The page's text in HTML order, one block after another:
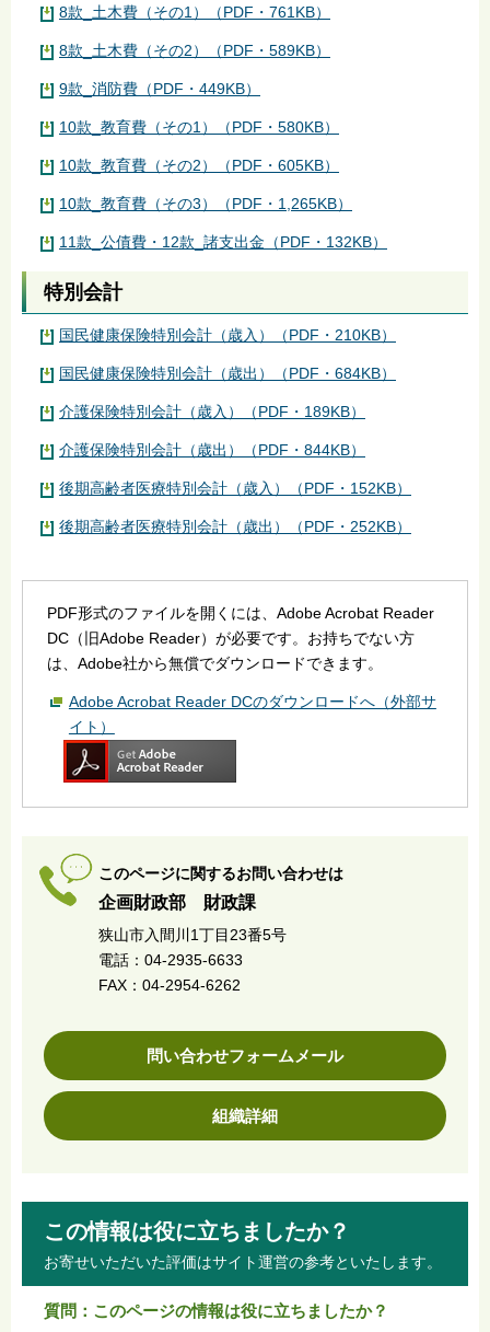
8款_土木費（その1）（PDF・761KB）
8款_土木費（その2）（PDF・589KB）
9款_消防費（PDF・449KB）
10款_教育費（その1）（PDF・580KB）
10款_教育費（その2）（PDF・605KB）
10款_教育費（その3）（PDF・1,265KB）
11款_公債費・12款_諸支出金（PDF・132KB）
特別会計
国民健康保険特別会計（歳入）（PDF・210KB）
国民健康保険特別会計（歳出）（PDF・684KB）
介護保険特別会計（歳入）（PDF・189KB）
介護保険特別会計（歳出）（PDF・844KB）
後期高齢者医療特別会計（歳入）（PDF・152KB）
後期高齢者医療特別会計（歳出）（PDF・252KB）
PDF形式のファイルを開くには、Adobe Acrobat Reader
DC（旧Adobe Reader）が必要です。お持ちでない方
は、Adobe社から無償でダウンロードできます。
Adobe Acrobat Reader DCのダウンロードへ（外部サ
イト）
このページに関するお問い合わせは
企画財政部 財政課
狭山市入間川1丁目23番5号
電話：04-2935-6633
FAX：04-2954-6262
問い合わせフォームメール
組織詳細
この情報は役に立ちましたか？
お寄せいただいた評価はサイト運営の参考といたします。
質問：このページの情報は役に立ちましたか？